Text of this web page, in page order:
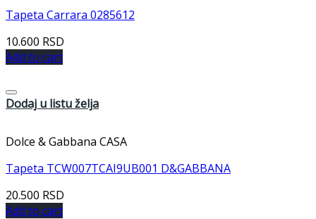
Tapeta Carrara 0285612
10.600 RSD
Add to cart
Dodaj u listu želja
Dolce & Gabbana CASA
Tapeta TCW007TCAI9UB001 D&GABBANA
20.500 RSD
Add to cart